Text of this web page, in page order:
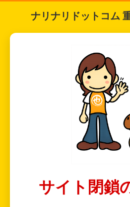
ナリナリドットコム
サイト閉鎖